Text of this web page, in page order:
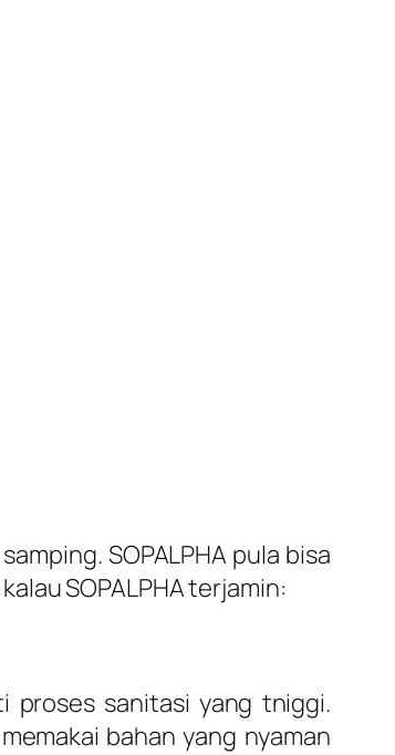
SOPALPHA pula bisa
SOPALPHA terjamin:
proses sanitasi yang tniggi.
bahan yang nyaman